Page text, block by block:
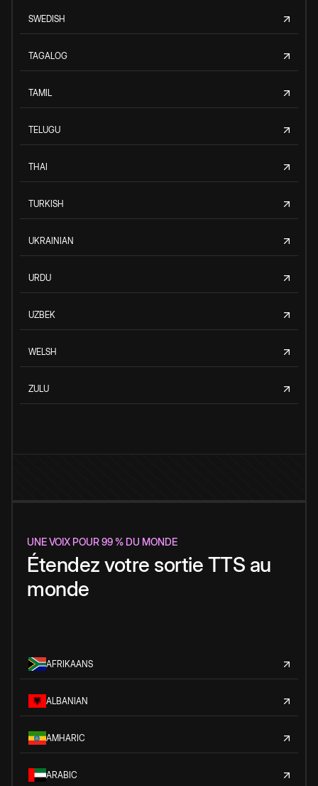
SWEDISH
TAGALOG
TAMIL
TELUGU
THAI
TURKISH
UKRAINIAN
URDU
UZBEK
WELSH
ZULU
UNE VOIX POUR 99 % DU MONDE
Étendez votre sortie TTS au
monde
AFRIKAANS
ALBANIAN
AMHARIC
ARABIC